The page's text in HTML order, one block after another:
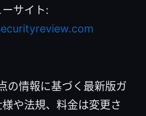
サイト:
の情報に基づく最新版ガ
や法規、料金は変更さ